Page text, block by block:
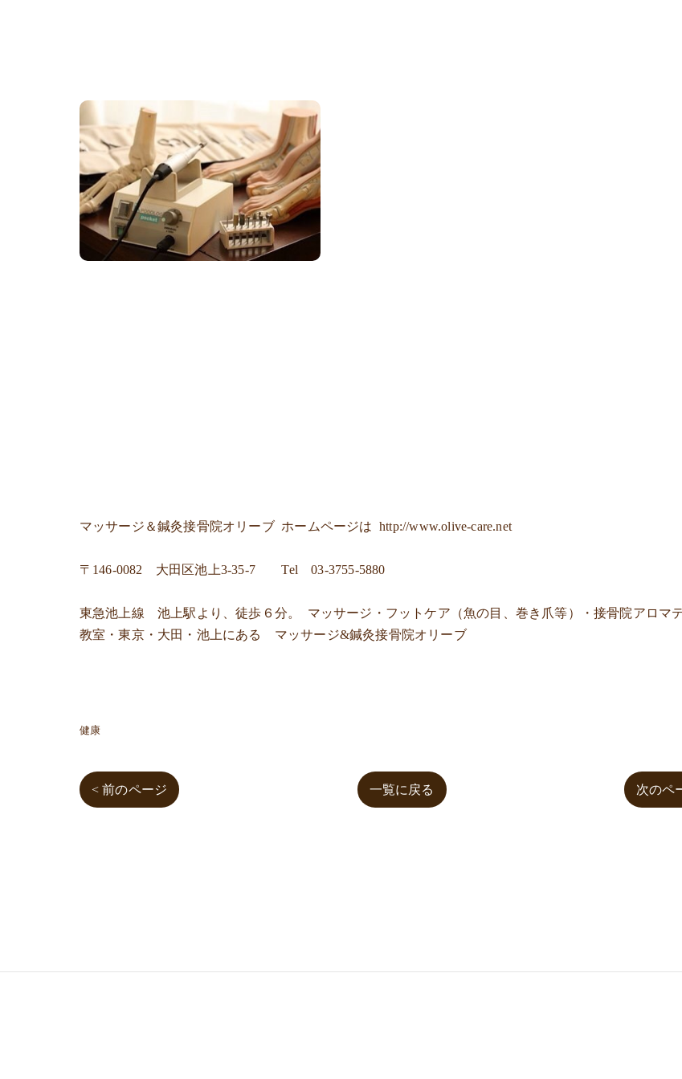
マッサージ＆鍼灸接骨院オリーブ ホームページはhttp://www.olive-care.net
〒 146-0082 大田区池上3-35-7 Tel03-3755-5880
東急池上線 池上駅より、徒歩６分。 マッサージ・フットケア（魚の目、巻き爪等）・接骨院アロマ
教室・東京・大田・池上にある マッサージ&鍼灸接骨院オリーブ
健康
< 前のページ 一覧に戻る 次のペ